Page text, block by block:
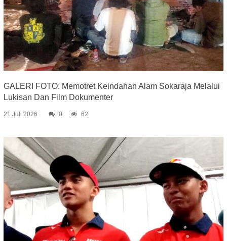
GALERI FOTO: Memotret Keindahan Alam Sokaraja Melalui
Lukisan Dan Film Dokumenter
21 Juli 2026 0 62